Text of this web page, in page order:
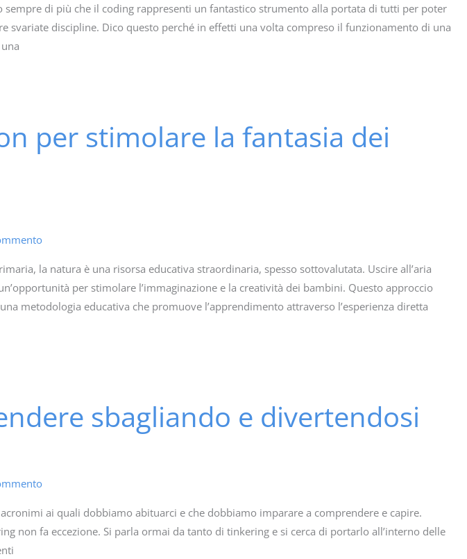
di più che il coding rappresenti un fantastico strumento alla portata di tutti per poter
svariate discipline. Dico questo perché in effetti una volta compreso il funzionamento di una
per stimolare la fantasia dei
la natura è una risorsa educativa straordinaria, spesso sottovalutata. Uscire all’aria
per stimolare l’immaginazione e la creatività dei bambini. Questo approccio
metodologia educativa che promuove l’apprendimento attraverso l’esperienza diretta
sbagliando e divertendosi
ai quali dobbiamo abituarci e che dobbiamo imparare a comprendere e capire.
non fa eccezione. Si parla ormai da tanto di tinkering e si cerca di portarlo all’interno delle